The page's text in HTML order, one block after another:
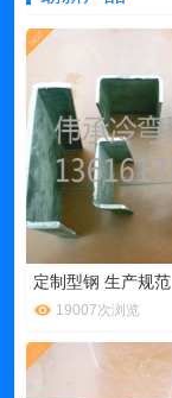
定制型钢 生产规范
19007次浏览